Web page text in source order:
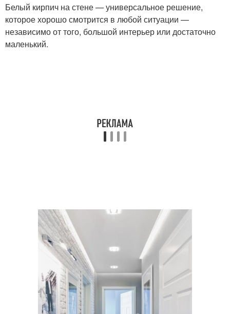
Белый кирпич на стене — универсальное решение,
которое хорошо смотрится в любой ситуации —
независимо от того, большой интерьер или достаточно
маленький.